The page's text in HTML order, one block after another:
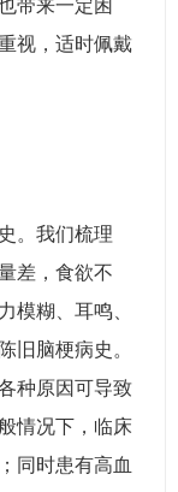
带来一定困
视，适时佩戴
。我们梳理
差，食欲不
模糊、耳鸣、
旧脑梗病史。
种原因可导致
情况下，临床
同时患有高血